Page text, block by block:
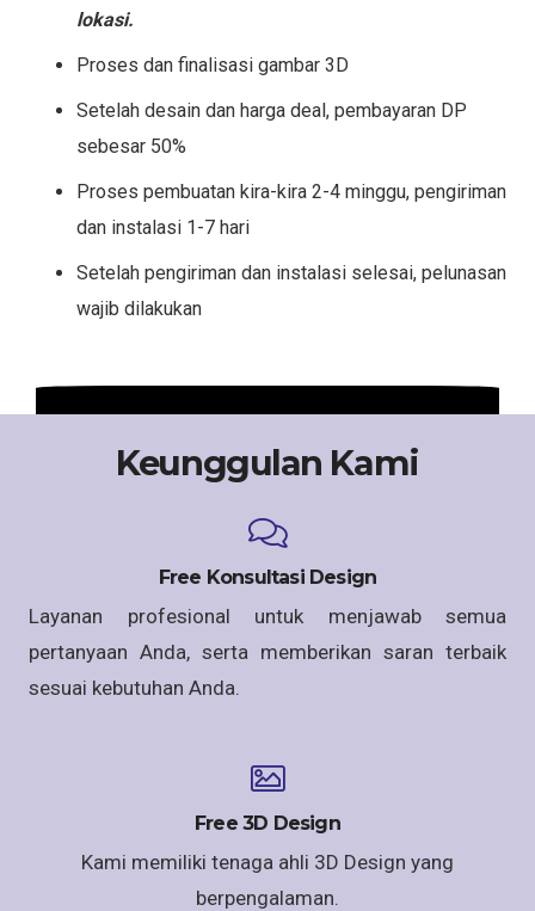
lokasi.
Proses dan finalisasi gambar 3D
Setelah desain dan harga deal, pembayaran DP
sebesar 50%
Proses pembuatan kira-kira 2-4 minggu, pengiriman
dan instalasi 1-7 hari
Setelah pengiriman dan instalasi selesai, pelunasan
wajib dilakukan
Keunggulan Kami
Free Konsultasi Design
Layanan profesional untuk menjawab semua
pertanyaan Anda, serta memberikan saran terbaik
sesuai kebutuhan Anda.
Free 3D Design
Kami memiliki tenaga ahli 3D Design yang
berpengalaman.